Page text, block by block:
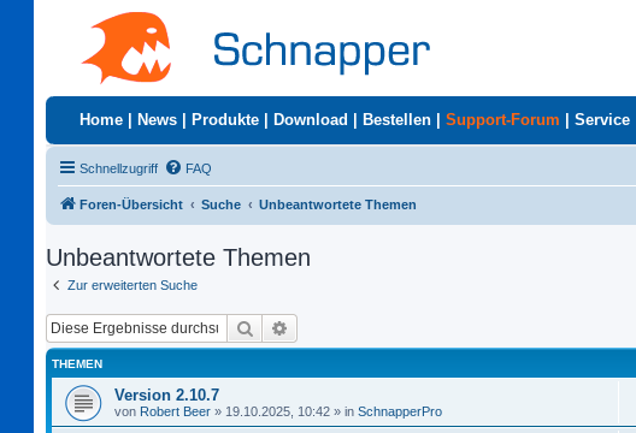
Home News Produkte Download Bestellen Support-Forum Service
Schnellzugriff FAQ
Foren-Übersicht Suche Unbeantwortete Themen
Unbeantwortete Themen
Zur erweiterten Suche
Suche
THEMEN
Version 2.10.7
von Robert Beer » 19.10.2025, 10:42 » in SchnapperPro